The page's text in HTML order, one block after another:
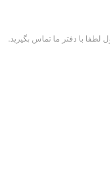
با دفتر ما تماس بگیرید.